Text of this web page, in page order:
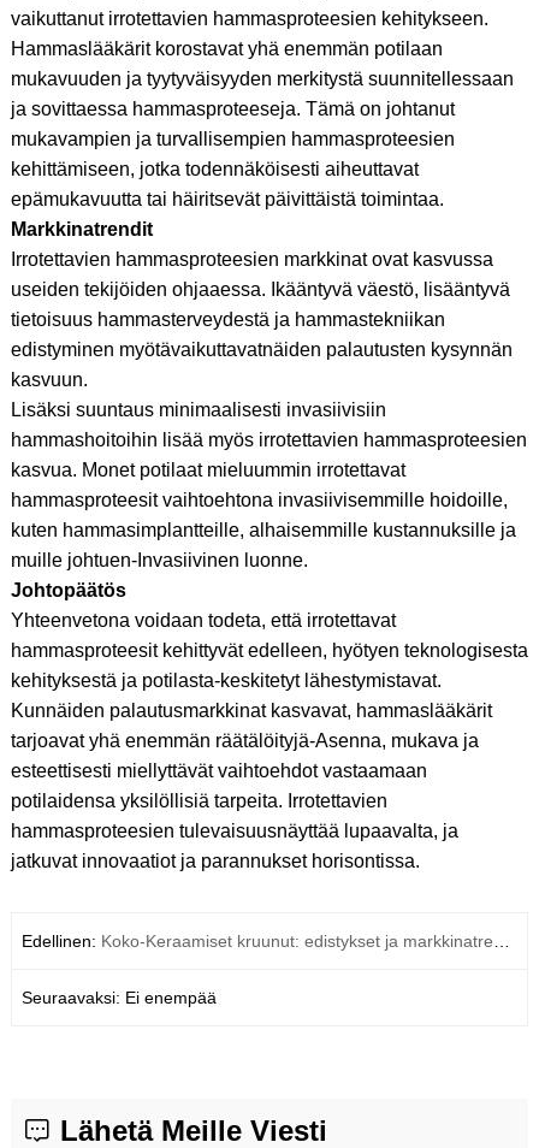
vaikuttanut irrotettavien hammasproteesien kehitykseen.
Hammaslääkärit korostavat yhä enemmän potilaan
mukavuuden ja tyytyväisyyden merkitystä suunnitellessaan
ja sovittaessa hammasproteeseja. Tämä on johtanut
mukavampien ja turvallisempien hammasproteesien
kehittämiseen, jotka todennäköisesti aiheuttavat
epämukavuutta tai häiritsevät päivittäistä toimintaa.
Markkinatrendit
Irrotettavien hammasproteesien markkinat ovat kasvussa
useiden tekijöiden ohjaaessa. Ikääntyvä väestö, lisääntyvä
tietoisuus hammasterveydestä ja hammastekniikan
edistyminen myötävaikuttavatnäiden palautusten kysynnän
kasvuun.
Lisäksi suuntaus minimaalisesti invasiivisiin
hammashoitoihin lisää myös irrotettavien hammasproteesien
kasvua. Monet potilaat mieluummin irrotettavat
hammasproteesit vaihtoehtona invasiivisemmille hoidoille,
kuten hammasimplantteille, alhaisemmille kustannuksille ja
muille johtuen-Invasiivinen luonne.
Johtopäätös
Yhteenvetona voidaan todeta, että irrotettavat
hammasproteesit kehittyvät edelleen, hyötyen teknologisesta
kehityksestä ja potilasta-keskitetyt lähestymistavat.
Kunnäiden palautusmarkkinat kasvavat, hammaslääkärit
tarjoavat yhä enemmän räätälöityjä-Asenna, mukava ja
esteettisesti miellyttävät vaihtoehdot vastaamaan
potilaidensa yksilöllisiä tarpeita. Irrotettavien
hammasproteesien tulevaisuusnäyttää lupaavalta, ja
jatkuvat innovaatiot ja parannukset horisontissa.
Edellinen: Koko-Keraamiset kruunut: edistykset ja markkinatrendit
Seuraavaksi: Ei enempää
Lähetä Meille Viesti